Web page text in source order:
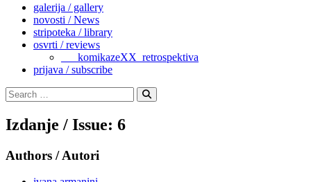
galerija / gallery
novosti / News
stripoteka / library
osvrti / reviews
___komikazeXX_retrospektiva
prijava / subscribe
Search
for:
Search
Izdanje / Issue: 6
Authors / Autori